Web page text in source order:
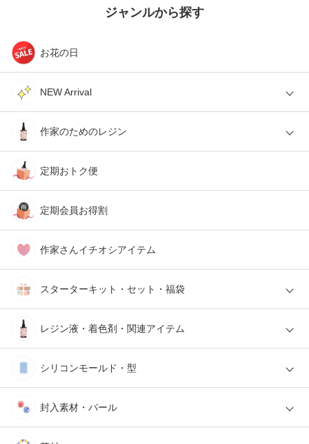
ジャンルから探す
お花の日
NEW Arrival
作家のためのレジン
定期おトク便
定期会員お得割
作家さんイチオシアイテム
スターターキット・セット・福袋
レジン液・着色剤・関連アイテム
シリコンモールド・型
封入素材・パール